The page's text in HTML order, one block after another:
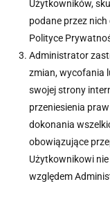
Użytkowników,
podane przez
Polityce
Administrator
zmian, wycofania
swojej strony
przeniesienia
dokonania
obowiązujące
Użytkownikowi
względem